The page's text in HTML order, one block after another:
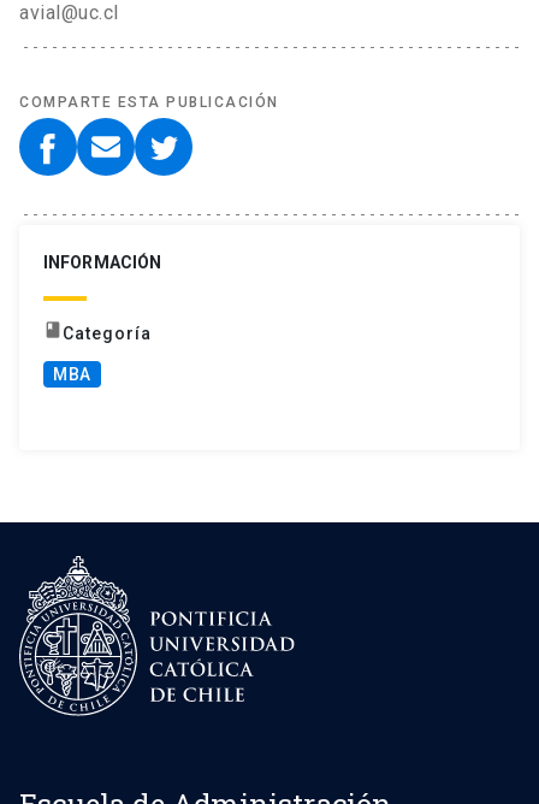
avial@uc.cl
COMPARTE ESTA PUBLICACIÓN
INFORMACIÓN
book Categoría
MBA